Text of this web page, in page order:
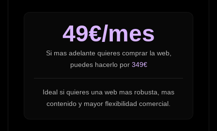
49€/mes
Si mas adelante quieres comprar la web,
puedes hacerlo por 349€
Ideal si quieres una web mas robusta, mas
contenido y mayor flexibilidad comercial.